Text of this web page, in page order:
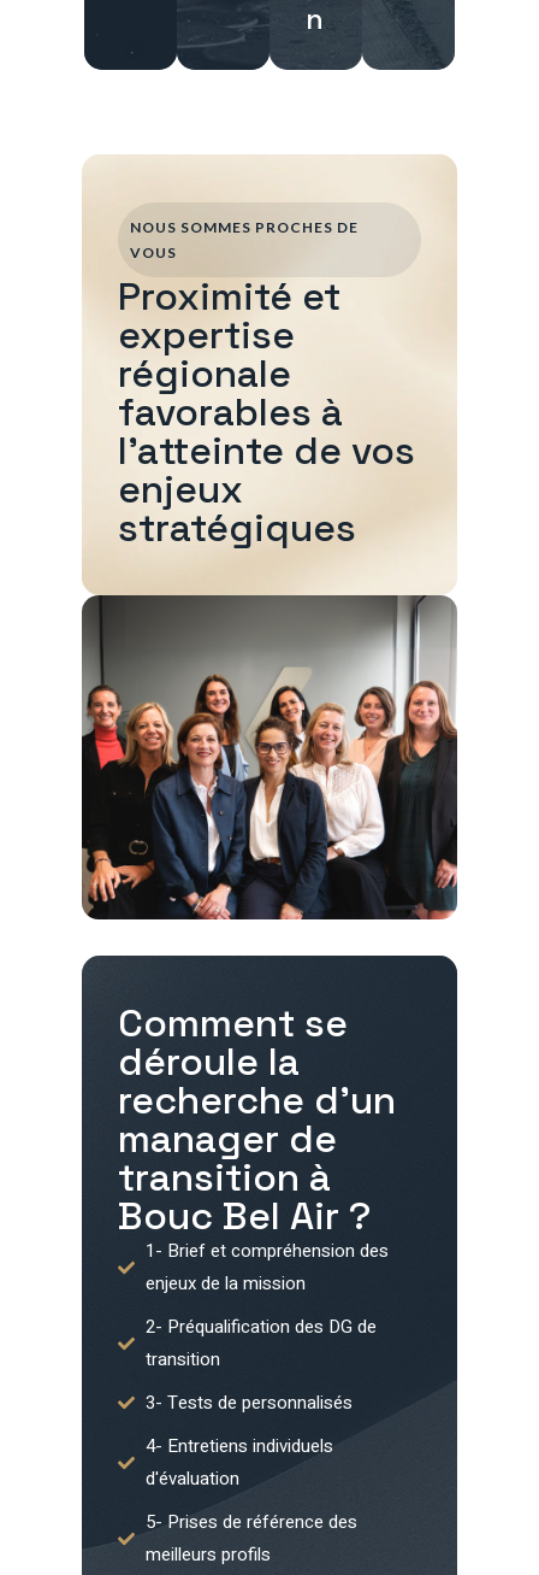
n
Comment se
déroule la
recherche d'un
manager de
transition à
Bouc Bel Air ?
1- Brief et compréhension des
enjeux de la mission
2- Préqualification des DG de
transition
3- Tests de personnalisés
4- Entretiens individuels
d'évaluation
5- Prises de référence des
meilleurs profils
NOUS SOMMES PROCHES DE
VOUS
Proximité et
expertise
régionale
favorables à
l'atteinte de vos
enjeux
stratégiques